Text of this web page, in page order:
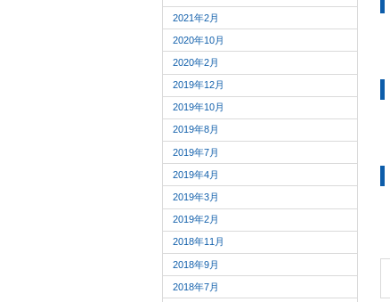
2021年2月
2020年10月
2020年2月
2019年12月
2019年10月
2019年8月
2019年7月
2019年4月
2019年3月
2019年2月
2018年11月
2018年9月
2018年7月